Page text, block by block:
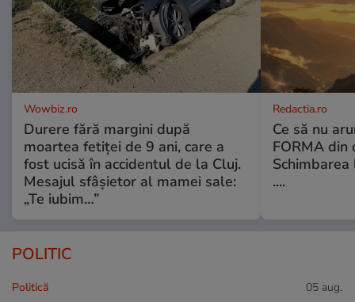
Wowbiz.ro
Durere fără margini după
moartea fetiței de 9 ani, care a
fost ucisă în accidentul de la Cluj.
Mesajul sfâșietor al mamei sale:
„Te iubim…”
Redactia.ro
Ce să nu
FORMA din
Schimbarea
....
POLITIC
Politică 05 aug.